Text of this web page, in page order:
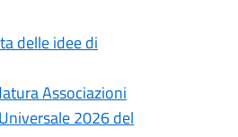
delle idee di
Associazioni
2026 del